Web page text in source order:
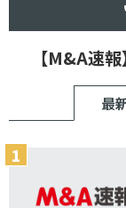
【M&A速
最